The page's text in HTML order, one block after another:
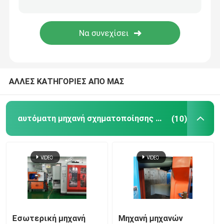
ΑΛΛΕΣ ΚΑΤΗΓΟΡΙΕΣ ΑΠΟ ΜΑΣ
αυτόματη μηχανή σχηματοποίησης χτυπήματος (10)
Εσωτερική μηχανή
Μηχανή μηχανών